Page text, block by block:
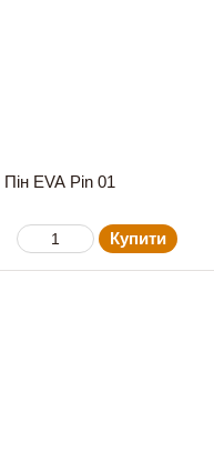
Пін EVA Pin 01
Купити